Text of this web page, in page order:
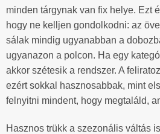
minden tárgynak van fix helye. Ezt
hogy ne kelljen gondolkodni: az
sálak mindig ugyanabban a
ugyanazon a polcon. Ha egy
akkor szétesik a rendszer. A
ezért sokkal hasznosabbak, mint
felnyitni mindent, hogy megtaláld,
Hasznos trükk a szezonális váltás